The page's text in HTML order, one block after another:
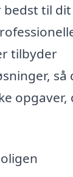
til
tilbyder
så
opgaver,